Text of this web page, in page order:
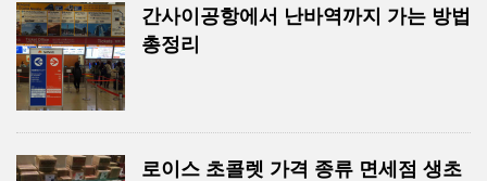
간사이공항에서 난바역까지 가는 방법
총정리
로이스 초콜렛 가격 종류 면세점 생초